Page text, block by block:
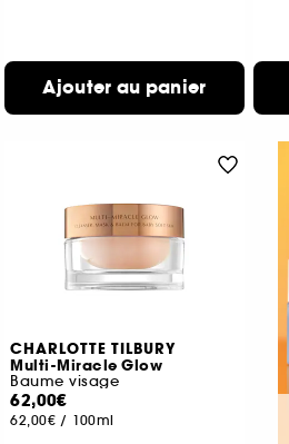
Ajouter au panier
CHARLOTTE TILBURY
Multi-Miracle Glow
Baume visage
62,00€
62,00€ / 100ml